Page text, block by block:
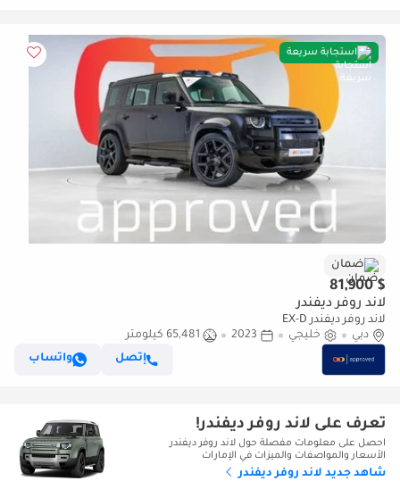
استجابة سريعة
ضمان
$ 81,900
لاند روفر ديفندر
لاند روفر ديفندر EX-D
دبي
خليجي 2023
65,481 كيلومتر
إتصل
واتساب
تعرف على لاند روفر ديفندر!
احصل على معلومات مفصلة حول لاند روفر ديفندر
الأسعار والمواصفات والميزات في الإمارات
شاهد جديد لاند روفر ديفندر